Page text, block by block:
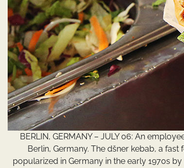
BERLIN, GERMANY – JULY 06: An
Berlin, Germany. The dšner kebab, a
popularized in Germany in the early 1970s